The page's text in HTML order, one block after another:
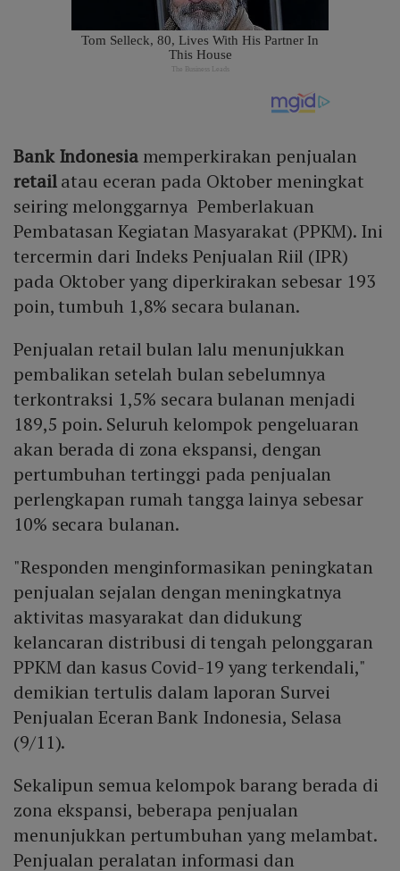
Bank Indonesia memperkirakan penjualan
retailatau eceran pada Oktober meningkat
seiring melonggarnya Pemberlakuan
Pembatasan Kegiatan Masyarakat (PPKM). Ini
tercermin dari Indeks Penjualan Riil (IPR)
pada Oktober yang diperkirakan sebesar 193
poin, tumbuh 1,8% secara bulanan.
Penjualan retail bulan lalu menunjukkan
pembalikan setelah bulan sebelumnya
terkontraksi 1,5% secara bulanan menjadi
189,5 poin. Seluruh kelompok pengeluaran
akan berada di zona ekspansi, dengan
pertumbuhan tertinggi pada penjualan
perlengkapan rumah tangga lainya sebesar
10% secara bulanan.
"Responden menginformasikan peningkatan
penjualan sejalan dengan meningkatnya
aktivitas masyarakat dan didukung
kelancaran distribusi di tengah pelonggaran
PPKM dan kasus Covid-19 yang terkendali,"
demikian tertulis dalam laporan Survei
Penjualan Eceran Bank Indonesia, Selasa
(9/11).
Sekalipun semua kelompok barang berada di
zona ekspansi, beberapa penjualan
menunjukkan pertumbuhan yang melambat.
Penjualan peralatan informasi dan